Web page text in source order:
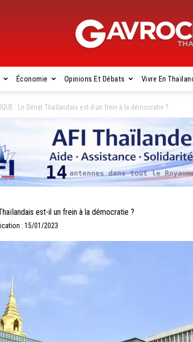
Gavroche
Thaïlande
Économie Opinions Et Débats Vivre En
: Le Sénat Thaïlandais est-il un frein à la démocratie ?
est-il un frein à la démocratie ?
: 15/01/2023